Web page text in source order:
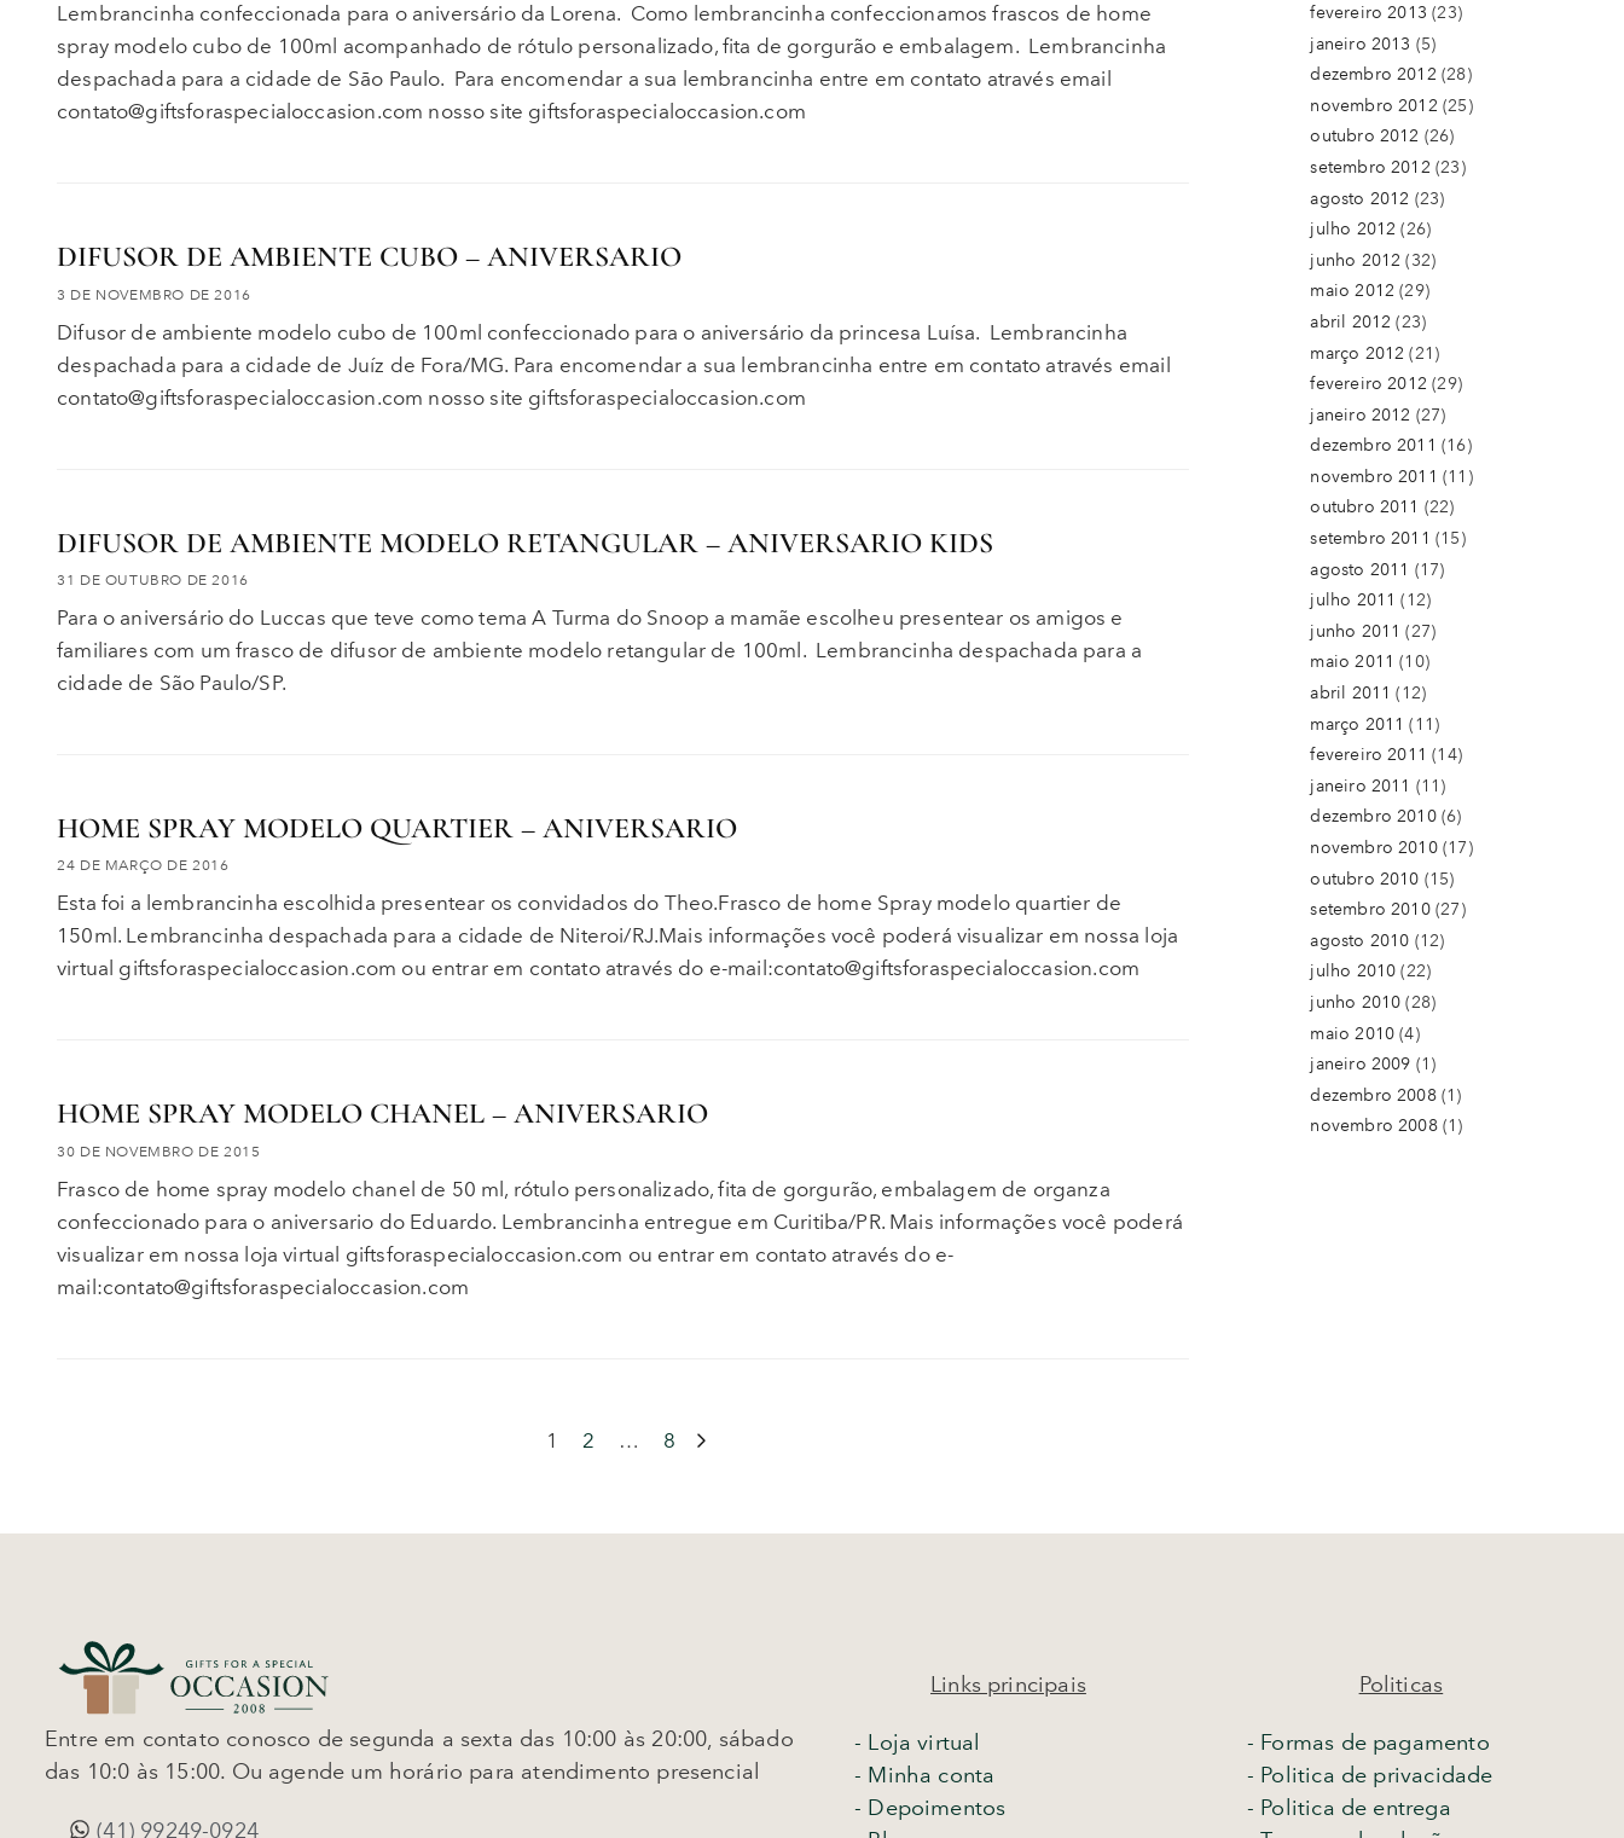
Lembrancinha confeccionada para o aniversário da Lorena. Como lembrancinha confeccionamos frascos de home
spray modelo cubo de 100ml acompanhado de rótulo personalizado, fita de gorgurão e embalagem. Lembrancinha
despachada para a cidade de Sāo Paulo. Para encomendar a sua lembrancinha entre em contato através email
contato@giftsforaspecialoccasion.com nosso site giftsforaspecialoccasion.com
DIFUSOR DE AMBIENTE CUBO – ANIVERSARIO
3 DE NOVEMBRO DE 2016
Difusor de ambiente modelo cubo de 100ml confeccionado para o aniversário da princesa Luísa. Lembrancinha
despachada para a cidade de Juíz de Fora/MG. Para encomendar a sua lembrancinha entre em contato através email
contato@giftsforaspecialoccasion.com nosso site giftsforaspecialoccasion.com
DIFUSOR DE AMBIENTE MODELO RETANGULAR – ANIVERSARIO KIDS
31 DE OUTUBRO DE 2016
Para o aniversário do Luccas que teve como tema A Turma do Snoop a mamãe escolheu presentear os amigos e
familiares com um frasco de difusor de ambiente modelo retangular de 100ml. Lembrancinha despachada para a
cidade de São Paulo/SP.
HOME SPRAY MODELO QUARTIER – ANIVERSARIO
24 DE MARÇO DE 2016
Esta foi a lembrancinha escolhida presentear os convidados do Theo.Frasco de home Spray modelo quartier de
150ml. Lembrancinha despachada para a cidade de Niteroi/RJ.Mais informações você poderá visualizar em nossa loja
virtual giftsforaspecialoccasion.com ou entrar em contato através do e-mail:contato@giftsforaspecialoccasion.com
HOME SPRAY MODELO CHANEL – ANIVERSARIO
30 DE NOVEMBRO DE 2015
Frasco de home spray modelo chanel de 50 ml, rótulo personalizado, fita de gorgurão, embalagem de organza
confeccionado para o aniversario do Eduardo. Lembrancinha entregue em Curitiba/PR. Mais informações você poderá
visualizar em nossa loja virtual giftsforaspecialoccasion.com ou entrar em contato através do e-
mail:contato@giftsforaspecialoccasion.com
1 2 … 8
fevereiro 2013 (23)
janeiro 2013 (5)
dezembro 2012 (28)
novembro 2012 (25)
outubro 2012 (26)
setembro 2012 (23)
agosto 2012 (23)
julho 2012 (26)
junho 2012 (32)
maio 2012 (29)
abril 2012 (23)
março 2012 (21)
fevereiro 2012 (29)
janeiro 2012 (27)
dezembro 2011 (16)
novembro 2011 (11)
outubro 2011 (22)
setembro 2011 (15)
agosto 2011 (17)
julho 2011 (12)
junho 2011 (27)
maio 2011 (10)
abril 2011 (12)
março 2011 (11)
fevereiro 2011 (14)
janeiro 2011 (11)
dezembro 2010(6)
novembro 2010(17)
outubro 2010 (15)
setembro 2010(27)
agosto 2010 (12)
julho 2010 (22)
junho 2010 (28)
maio 2010 (4)
janeiro 2009 (1)
dezembro 2008(1)
novembro 2008(1)
Entre em contato conosco de segunda a sexta das 10:00 às 20:00, sábado
das 10:0 às 15:00. Ou agende um horário para atendimento presencial
(41) 99249-0924
Links principais
- Loja virtual
- Minha conta
- Depoimentos
Politicas
- Formas de pagamento
- Politica de privacidade
- Politica de entrega